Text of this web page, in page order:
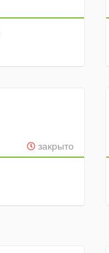
закрыто